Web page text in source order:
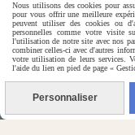
Nous utilisons des cookies pour
pour vous offrir une meilleure
peuvent utiliser des cookies ou
personnelles comme votre visite
l'utilisation de notre site avec nos
combiner celles-ci avec d'autres
votre utilisation de leurs services.
l'aide du lien en pied de page «
Personnaliser